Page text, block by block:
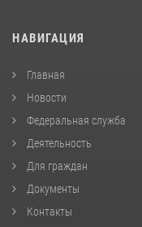
НАВИГАЦИЯ
Главная
Новости
Федеральная служба
Деятельность
Для граждан
Документы
Контакты